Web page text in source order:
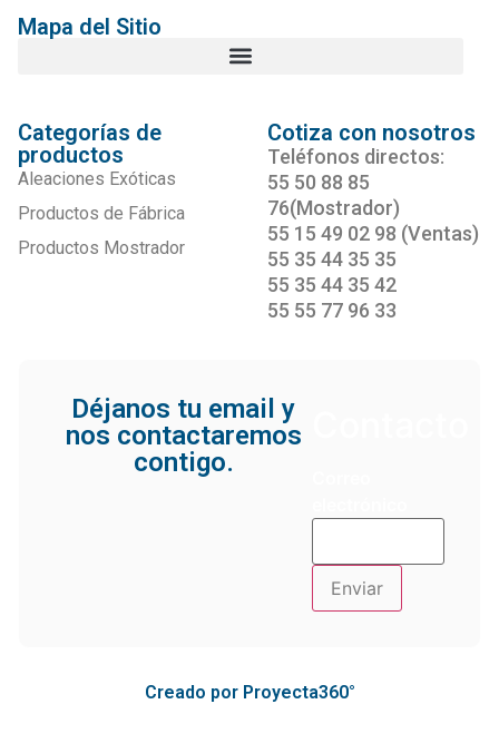
Mapa del Sitio
Categorías de
productos
Aleaciones Exóticas
Productos de Fábrica
Productos Mostrador
Cotiza con nosotros
Teléfonos directos:
55 50 88 85
76(Mostrador)
55 15 49 02 98 (Ventas)
55 35 44 35 35
55 35 44 35 42
55 55 77 96 33
Déjanos tu email y
nos contactaremos
contigo.
Creado por Proyecta360°